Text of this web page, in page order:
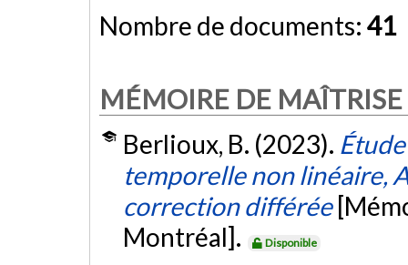
Nombre de documents: 41
MÉMOIRE DE MAÎTRISE
Berlioux, B. (2023).
temporelle non linéaire,
correction différée
Montréal].
Disponible